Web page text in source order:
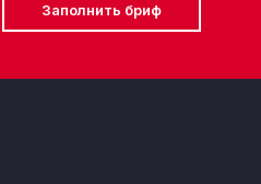
Заполнить бриф